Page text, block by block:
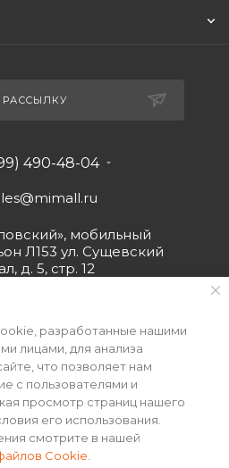
490-48-04
мобильный
Л153 ул. Сущевский
д. 5, стр. 12
MiMall® • Не является публичной
разработанные нашими
лицами, для анализа
что позволяет нам
с пользователями и
просмотр страниц нашего
его использования.
смотрите в нашей
Cookie